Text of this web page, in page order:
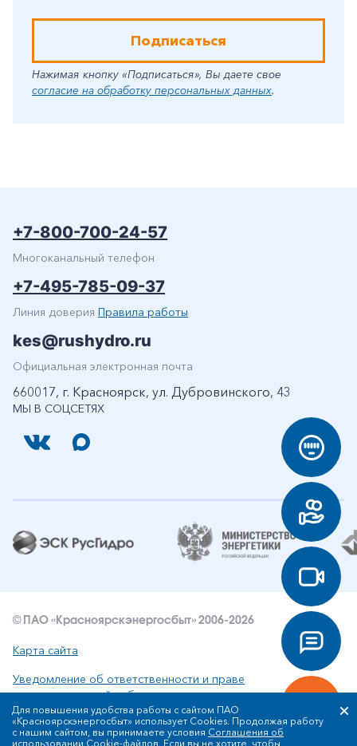
Подписаться
Нажимая кнопку «Подписаться», Вы даете свое
согласие на обработку персональных данных.
МЫ В СОЦСЕТЯХ
+7-800-700-24-57
Многоканальный телефон
+7-495-785-09-37
Линия доверия Правила работы
kes@rushydro.ru
Официальная электронная почта
660017, г. Красноярск, ул. Дубровинского, 43
© ПАО «Красноярскэнергосбыт» 2006-2026
Карта сайта
Уведомление об ответственности и праве
интеллектуальной собственности
Политика ПАО «Красноярскэнергосбыт» в отношении
обработки персональных данных
Для повышения удобства работы с сайтом ПАО
«Красноярскэнергосбыт» использует Cookies. Продолжая работу
с нашим сайтом, вы принимаете условия Соглашения об
использовании Cookie-файлов . Если вы не хотите, чтобы